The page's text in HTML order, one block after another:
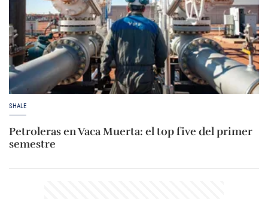
SHALE
Petroleras en Vaca Muerta: el top five del primer
semestre